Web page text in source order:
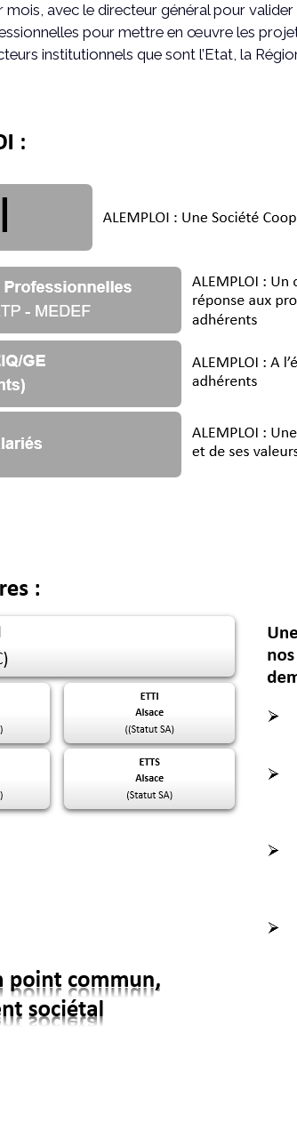
mois, avec le directeur général pour
pour mettre en œuvre les
institutionnels que sont l’Etat, la